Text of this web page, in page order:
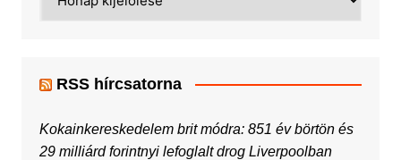
RSS hírcsatorna
Kokainkereskedelem brit módra: 851 év börtön és
29 milliárd forintnyi lefoglalt drog Liverpoolban